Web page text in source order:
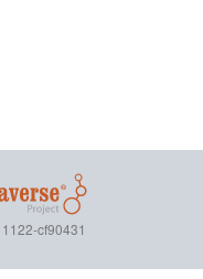
cf90431